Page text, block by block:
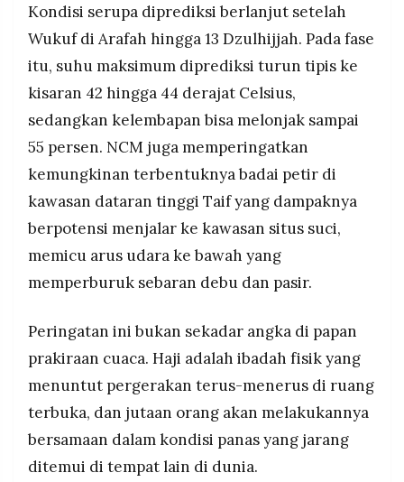
Kondisi serupa diprediksi berlanjut setelah
Wukuf di Arafah hingga 13 Dzulhijjah. Pada fase
itu, suhu maksimum diprediksi turun tipis ke
kisaran 42 hingga 44 derajat Celsius,
sedangkan kelembapan bisa melonjak sampai
55 persen. NCM juga memperingatkan
kemungkinan terbentuknya badai petir di
kawasan dataran tinggi Taif yang dampaknya
berpotensi menjalar ke kawasan situs suci,
memicu arus udara ke bawah yang
memperburuk sebaran debu dan pasir.
Peringatan ini bukan sekadar angka di papan
prakiraan cuaca. Haji adalah ibadah fisik yang
menuntut pergerakan terus-menerus di ruang
terbuka, dan jutaan orang akan melakukannya
bersamaan dalam kondisi panas yang jarang
ditemui di tempat lain di dunia.